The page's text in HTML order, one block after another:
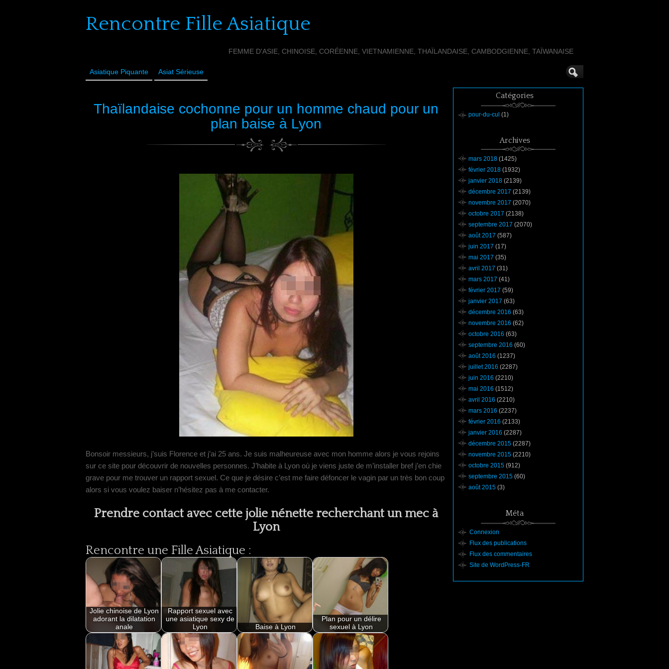
Rencontre Fille Asiatique
FEMME D'ASIE, CHINOISE, CORÉENNE, VIETNAMIENNE, THAÏLANDAISE, CAMBODGIENNE, TAÏWANAISE
Asiatique Piquante Asiat Sérieuse
Thaïlandaise cochonne pour un homme chaud pour un
plan baise à Lyon
Bonsoir messieurs, j’suis Florence et j’ai 25 ans. Je suis malheureuse avec mon homme alors je vous rejoins
sur ce site pour découvrir de nouvelles personnes. J’habite à Lyon où je viens juste de m’installer bref j’en chie
grave pour me trouver un rapport sexuel. Ce que je désire c’est me faire défoncer le vagin par un très bon coup
alors si vous voulez baiser n’hésitez pas à me contacter.
Prendre contact avec cette jolie nénette recherchant un mec à
Lyon
Rencontre une Fille Asiatique :
Jolie chinoise de Lyon
adorant la dilatation
anale
Rapport sexuel avec
une asiatique sexy de
Lyon
Baise à Lyon
Plan pour un délire
sexuel à Lyon
Catégories
pour-du-cul (1)
Archives
mars 2018 (1425)
février 2018 (1932)
janvier 2018 (2139)
décembre 2017 (2139)
novembre 2017 (2070)
octobre 2017 (2138)
septembre 2017 (2070)
août 2017 (587)
juin 2017 (17)
mai 2017 (35)
avril 2017 (31)
mars 2017 (41)
février 2017 (59)
janvier 2017 (63)
décembre 2016 (63)
novembre 2016 (62)
octobre 2016 (63)
septembre 2016 (60)
août 2016 (1237)
juillet 2016 (2287)
juin 2016 (2210)
mai 2016 (1512)
avril 2016 (2210)
mars 2016 (2237)
février 2016 (2133)
janvier 2016 (2287)
décembre 2015 (2287)
novembre 2015 (2210)
octobre 2015 (912)
septembre 2015 (60)
août 2015 (3)
Méta
Connexion
Flux des publications
Flux des commentaires
Site de WordPress-FR